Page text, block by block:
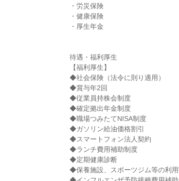
・労災保険
・健康保険
・厚生年金
待遇・福利厚生
【福利厚生】
◆社会保険（法令に則り適用）
◆賞与年2回
◆従業員持株会制度
◆確定拠出年金制度
◆職場つみたてNISA制度
◆ガソリン給油価格割引
◆スマートフォン法人契約
◆ランチ費用補助制度
◆定期健康診断
◆保養施設、スポーツジム等の利用